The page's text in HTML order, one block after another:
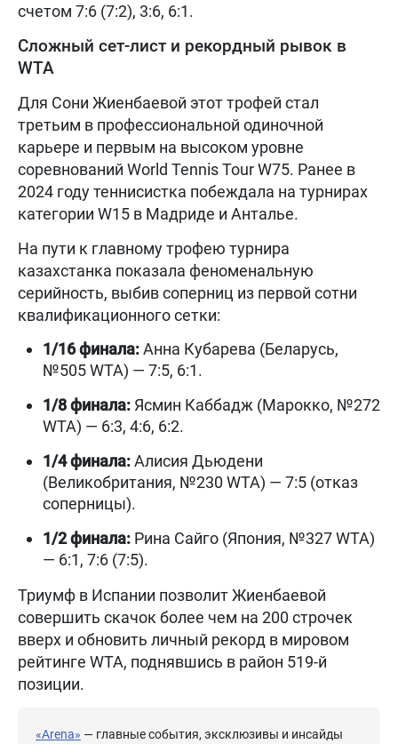
счетом 7:6 (7:2), 3:6, 6:1.
Сложный сет-лист и рекордный рывок в
WTA
Для Сони Жиенбаевой этот трофей стал
третьим в профессиональной одиночной
карьере и первым на высоком уровне
соревнований World Tennis Tour W75. Ранее в
2024 году теннисистка побеждала на турнирах
категории W15 в Мадриде и Анталье.
На пути к главному трофею турнира
казахстанка показала феноменальную
серийность, выбив соперниц из первой сотни
квалификационного сетки:
1/16 финала:Анна Кубарева (Беларусь,
№505 WTA) — 7:5, 6:1.
1/8 финала: Ясмин Каббадж (Марокко, №272
WTA) — 6:3, 4:6, 6:2.
1/4 финала:Алисия Дьюдени
(Великобритания, №230 WTA) — 7:5 (отказ
соперницы).
1/2 финала: Рина Сайго (Япония, №327 WTA)
— 6:1, 7:6 (7:5).
Триумф в Испании позволит Жиенбаевой
совершить скачок более чем на 200 строчек
вверх и обновить личный рекорд в мировом
рейтинге WTA, поднявшись в район 519-й
позиции.
«Arena» — главные события, эксклюзивы и инсайды